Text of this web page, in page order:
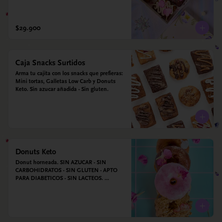
$29.900
Caja Snacks Surtidos
Arma tu cajita con los snacks que prefieras:
Mini tortas, Galletas Low Carb y Donuts
Keto. Sin azucar añadida - Sin gluten.
Donuts Keto
Donut horneada. SIN AZUCAR - SIN
CARBOHIDRATOS - SIN GLUTEN - APTO
PARA DIABETICOS - SIN LACTEOS.